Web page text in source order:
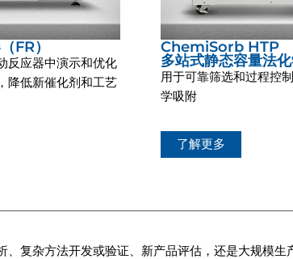
FR）
反应器中演示和优化
降低新催化剂和工艺
ChemiSorb HTP
多站式静态容量法
用于可靠筛选和过程控
学吸附
了解更多
、复杂方法开发或验证、新产品评估，还是大规模生